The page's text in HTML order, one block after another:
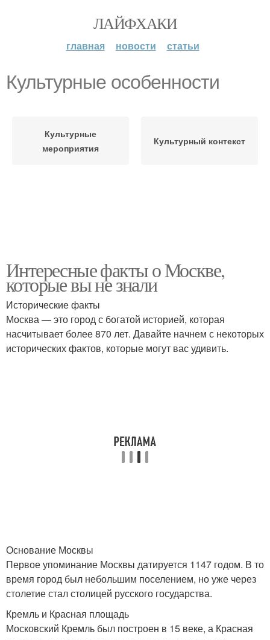
ЛАЙФХАКИ
главная новости статьи
Культурные особенности
Культурные
мероприятия
Культурный контекст
Интересные факты о Москве,
которые вы не знали
Исторические факты
Москва — это город с богатой историей, которая
насчитывает более 870 лет. Давайте начнем с некоторых
исторических фактов, которые могут вас удивить.
Основание Москвы
Первое упоминание Москвы датируется 1147 годом. В то
время город был небольшим поселением, но уже через
столетие стал столицей русского государства.
Кремль и Красная площадь
Московский Кремль был построен в 15 веке, а Красная